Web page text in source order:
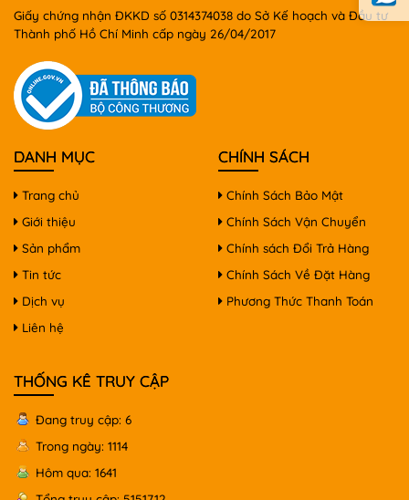
Giấy chứng nhận ĐKKD số 0314374038 do Sở Kế hoạch và Đầu tư
Thành phố Hồ Chí Minh cấp ngày 26/04/2017
DANH MỤC
Trang chủ
Giới thiệu
Sản phẩm
Tin tức
Dịch vụ
Liên hệ
CHÍNH SÁCH
Chính Sách Bảo Mật
Chính Sách Vận Chuyển
Chính sách Đổi Trả Hàng
Chính Sách Về Đặt Hàng
Phương Thức Thanh Toán
THỐNG KÊ TRUY CẬP
Đang truy cập: 6
Trong ngày: 1114
Hôm qua: 1641